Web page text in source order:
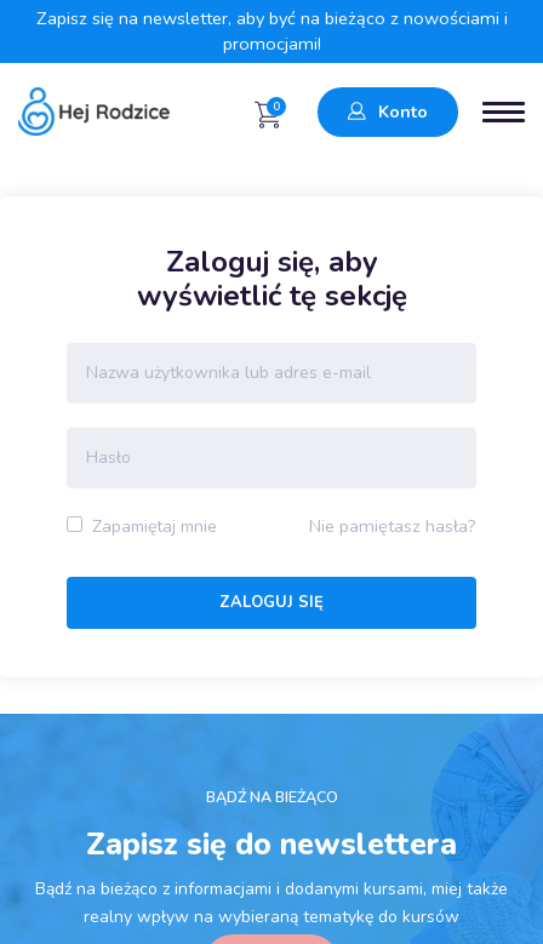
Zapisz się na newsletter, aby być na bieżąco z nowościami i
promocjami!
0 Konto
Zaloguj się, aby
wyświetlić tę sekcję
Zapamiętaj mnie Nie pamiętasz hasła?
BĄDŹ NA BIEŻĄCO
Zapisz się do newslettera
Bądź na bieżąco z informacjami i dodanymi kursami, miej także
realny wpływ na wybieraną tematykę do kursów